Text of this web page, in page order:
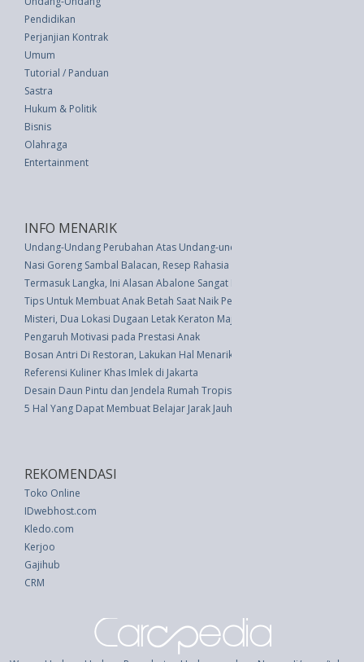
Pendidikan
Perjanjian Kontrak
Umum
Tutorial / Panduan
Sastra
Hukum & Politik
Bisnis
Olahraga
Entertainment
INFO MENARIK
Undang-Undang Perubahan Atas Undang-undang Nomor 29 Tahun
Nasi Goreng Sambal Balacan, Resep Rahasia Sang Juara Masterchef 2014
Termasuk Langka, Ini Alasan Abalone Sangat Mahal di Pasaran
Tips Untuk Membuat Anak Betah Saat Naik Pesawat
Misteri, Dua Lokasi Dugaan Letak Keraton Majapahit
Pengaruh Motivasi pada Prestasi Anak
Bosan Antri Di Restoran, Lakukan Hal Menarik Ini
Referensi Kuliner Khas Imlek di Jakarta
Desain Daun Pintu dan Jendela Rumah Tropis
5 Hal Yang Dapat Membuat Belajar Jarak Jauh Jauh Lebih Mudah
REKOMENDASI
Toko Online
IDwebhost.com
Kledo.com
Kerjoo
Gajihub
CRM